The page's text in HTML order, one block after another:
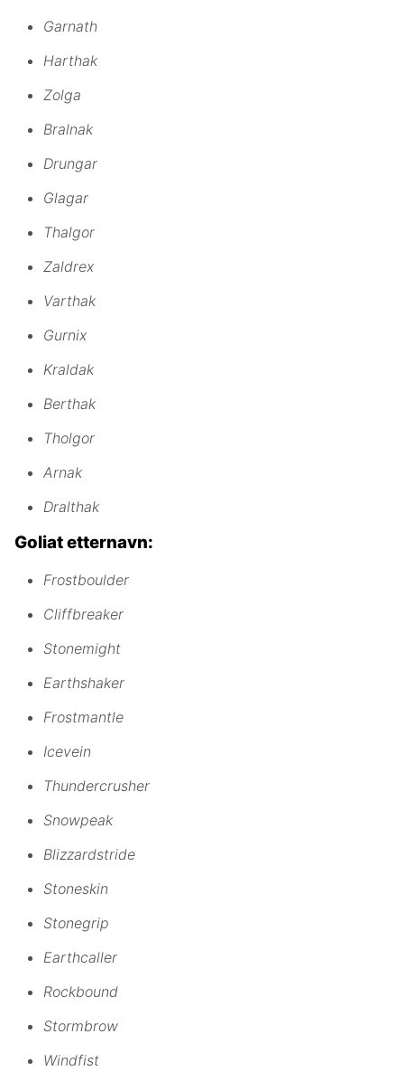
Garnath
Harthak
Zolga
Bralnak
Drungar
Glagar
Thalgor
Zaldrex
Varthak
Gurnix
Kraldak
Berthak
Tholgor
Arnak
Dralthak
Goliat etternavn:
Frostboulder
Cliffbreaker
Stonemight
Earthshaker
Frostmantle
Icevein
Thundercrusher
Snowpeak
Blizzardstride
Stoneskin
Stonegrip
Earthcaller
Rockbound
Stormbrow
Windfist